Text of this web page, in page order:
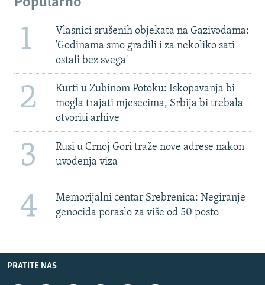
1
Vlasnici srušenih objekata na Gazivodama:
'Godinama smo gradili i za nekoliko sati
ostali bez svega'
2
Kurti u Zubinom Potoku: Iskopavanja bi
mogla trajati mjesecima, Srbija bi trebala
otvoriti arhive
3
Rusi u Crnoj Gori traže nove adrese nakon
uvođenja viza
4
Memorijalni centar Srebrenica: Negiranje
genocida poraslo za više od 50 posto
PRATITE NAS